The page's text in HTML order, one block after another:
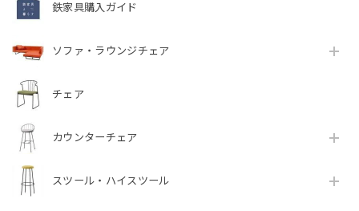
鉄家具購入ガイド
ソファ・ラウンジチェア
チェア
カウンターチェア
スツール・ハイスツール